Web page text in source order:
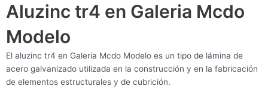
Aluzinc tr4 en Galeria Mcdo
Modelo
El aluzinc tr4 en Galeria Mcdo Modelo es un tipo de lámina de
acero galvanizado utilizada en la construcción y en la fabricación
de elementos estructurales y de cubrición.